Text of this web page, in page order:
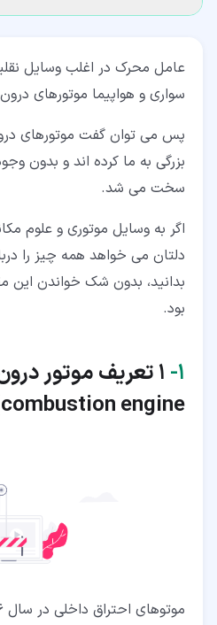
۳‏-‏۲‏- 2-3 موتورهای گازوئیلی یا دیزلی
۴‏- 4 چگونگی تولید انرژی در موتورهای درون سوز
۴‏-‏۱‏- 1-4 موتور درون سوز رفت و برگشتی
عامل محرک در اغلب وسایل
سواری و هواپیما موتورهای
پس می توان گفت موتورهای
بزرگی به ما کرده اند و بدون
سخت می شد.
اگر به وسایل موتوری و علوم
دلتان می خواهد همه چیز را
بدانید، بدون شک خواندن این
بود.
۱‏- 1 تعریف موتور درون سوز
combustion engine)